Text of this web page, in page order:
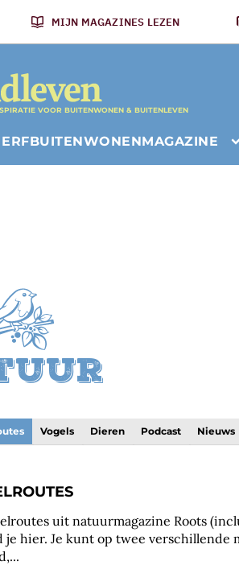
MIJN MAGAZINES LEZEN
VOOR BUITENWONEN & BUITENLEVEN
BUITENWONENMAGAZINE
Vogels Dieren Podcast Nieuws
uit natuurmagazine Roots
hier. Je kunt op twee verschillende